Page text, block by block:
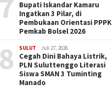
Bupati Iskandar Kamaru
Ingatkan 3 Pilar, di
Pembukaan Orientasi PPPK
Pemkab Bolsel 2026
SULUT Juli 27, 2026
Cegah Dini Bahaya Listrik,
PLN Suluttenggo Literasi
Siswa SMAN 3 Tuminting
Manado